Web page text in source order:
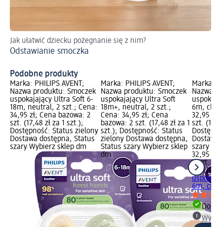
Jak ułatwić dziecku pożegnanie się z nim?
Odstawianie smoczka
Podobne produkty
Marka: PHILIPS AVENT;
Nazwa produktu: Smoczek
uspokajający Ultra Soft 6-
18m, neutral, 2 szt.; Cena:
34,95 zł; Cena bazowa: 2
szt. (17,48 zł za 1 szt.);
Dostępność: Status zielony
Dostawa dostępna, Status
szary Wybierz sklep dm
Marka: PHILIPS AVENT;
Nazwa produktu: Smoczek
uspokajający Ultra Soft
18m+, neutral, 2 szt.;
Cena: 34,95 zł; Cena
bazowa: 2 szt. (17,48 zł za 1
szt.); Dostępność: Status
zielony Dostawa dostępna,
Status szary Wybierz sklep
dm
Marka:
Nazwa
6m,
32,95
szt.
szary
32,95 zł
2 szt.
PHILIPS
6m,